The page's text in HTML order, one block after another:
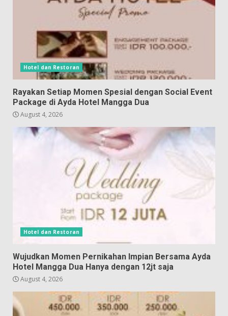
Hotel dan Restoran
Rayakan Setiap Momen Spesial dengan Social Event
Package di Ayda Hotel Mangga Dua
August 4, 2026
Hotel dan Restoran
Wujudkan Momen Pernikahan Impian Bersama Ayda
Hotel Mangga Dua Hanya dengan 12jt saja
August 4, 2026